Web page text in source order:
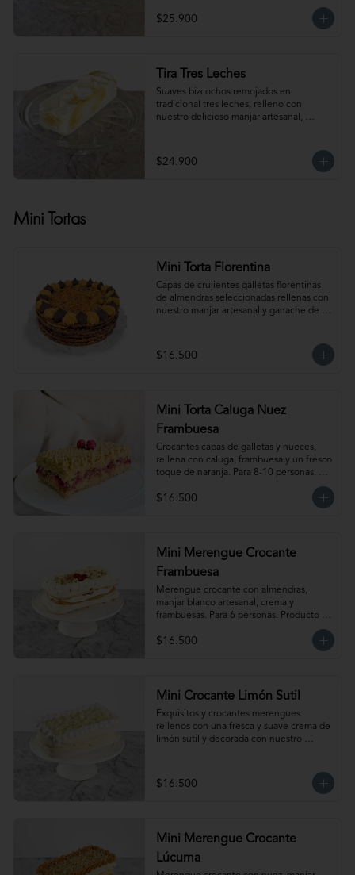
Producto congelado, se recomienda
descongelar de 2 horas a temperatura
$25.900
Tira Tres Leches
Suaves bizcochos remojados en
tradicional tres leches, relleno con
nuestro delicioso manjar artesanal,
recomienda descongelar de 2 horas a
temperatura ambiente antes de servir.
$24.900
Mini Tortas
Mini Torta Florentina
Capas de crujientes galletas florentinas
de almendras seleccionadas rellenas con
nuestro manjar artesanal y ganache de
recomienda descongelar 1 hora
refrigerada antes de servir. Para
trazas.
$16.500
Mini Torta Caluga Nuez
Frambuesa
Crocantes capas de galletas y nueces,
rellena con caluga, frambuesa y un fresco
toque de naranja. Para 8-10 personas.
descongelar 1  hora a temperatura
$16.500
Mini Merengue Crocante
Frambuesa
Merengue crocante con almendras,
manjar blanco artesanal, crema y
frambuesas. Para 6 personas. Producto
congelado, se recomienda descongelar
de 1 hora a temperatura ambiente antes
$16.500
Mini Crocante Limón Sutil
Exquisitos y crocantes merengues
rellenos con una fresca y suave crema de
limón sutil y decorada con nuestro
recomienda descongelar de 1 hora a
temperatura ambiente antes de servir.
$16.500
Mini Merengue Crocante
Lúcuma